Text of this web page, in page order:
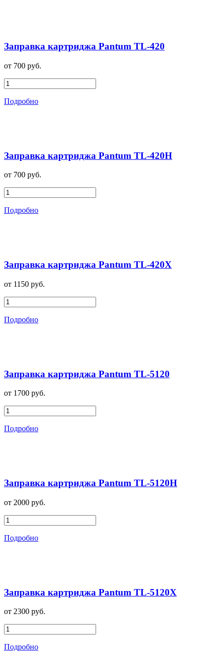
Заправка картриджа Pantum TL-420
от 700 руб.
Подробно
Заправка картриджа Pantum TL-420H
от 700 руб.
Подробно
Заправка картриджа Pantum TL-420X
от 1150 руб.
Подробно
Заправка картриджа Pantum TL-5120
от 1700 руб.
Подробно
Заправка картриджа Pantum TL-5120H
от 2000 руб.
Подробно
Заправка картриджа Pantum TL-5120X
от 2300 руб.
Подробно